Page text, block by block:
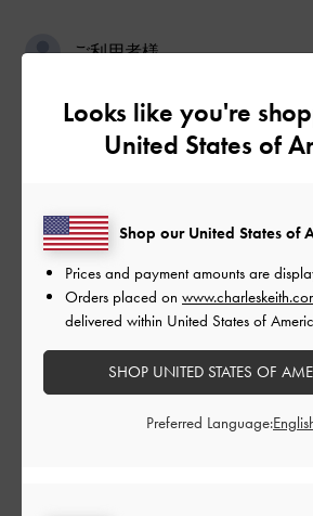
ご利用者様
可愛い
サイズ: その他（シューズ以外） |カラ
デザイン
とてもよかった
品質
Looks like you're
United States of
Shop our United States of
Prices and payment amounts are
Orders placed on
delivered within United States of
SHOP UNITED STATES OF
Preferred Language: